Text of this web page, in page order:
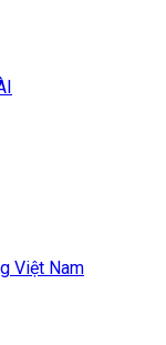
Việt Nam